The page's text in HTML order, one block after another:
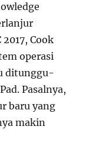
Cook
operasi
ditunggu-
Pasalnya,
baru yang
makin